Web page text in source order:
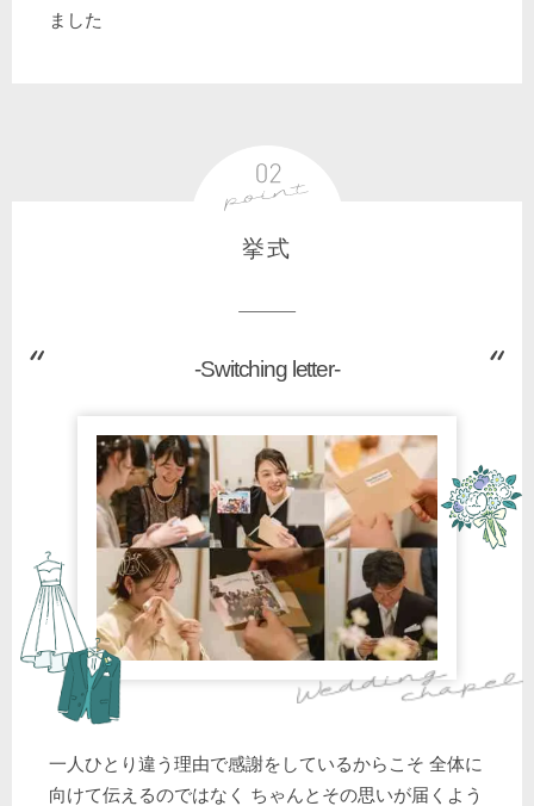
ました
挙式
-Switching letter-
一人ひとり違う理由で感謝をしているからこそ 全体に
向けて伝えるのではなく ちゃんとその思いが届くよう